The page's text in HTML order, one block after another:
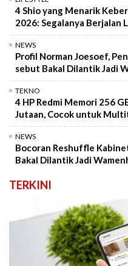
4 Shio yang Menarik
2026: Segalanya Berjalan
NEWS
Profil Norman Joesoef,
sebut Bakal Dilantik Jadi
TEKNO
4 HP Redmi Memori 256
Jutaan, Cocok untuk
NEWS
Bocoran Reshuffle
Bakal Dilantik Jadi
TERKINI